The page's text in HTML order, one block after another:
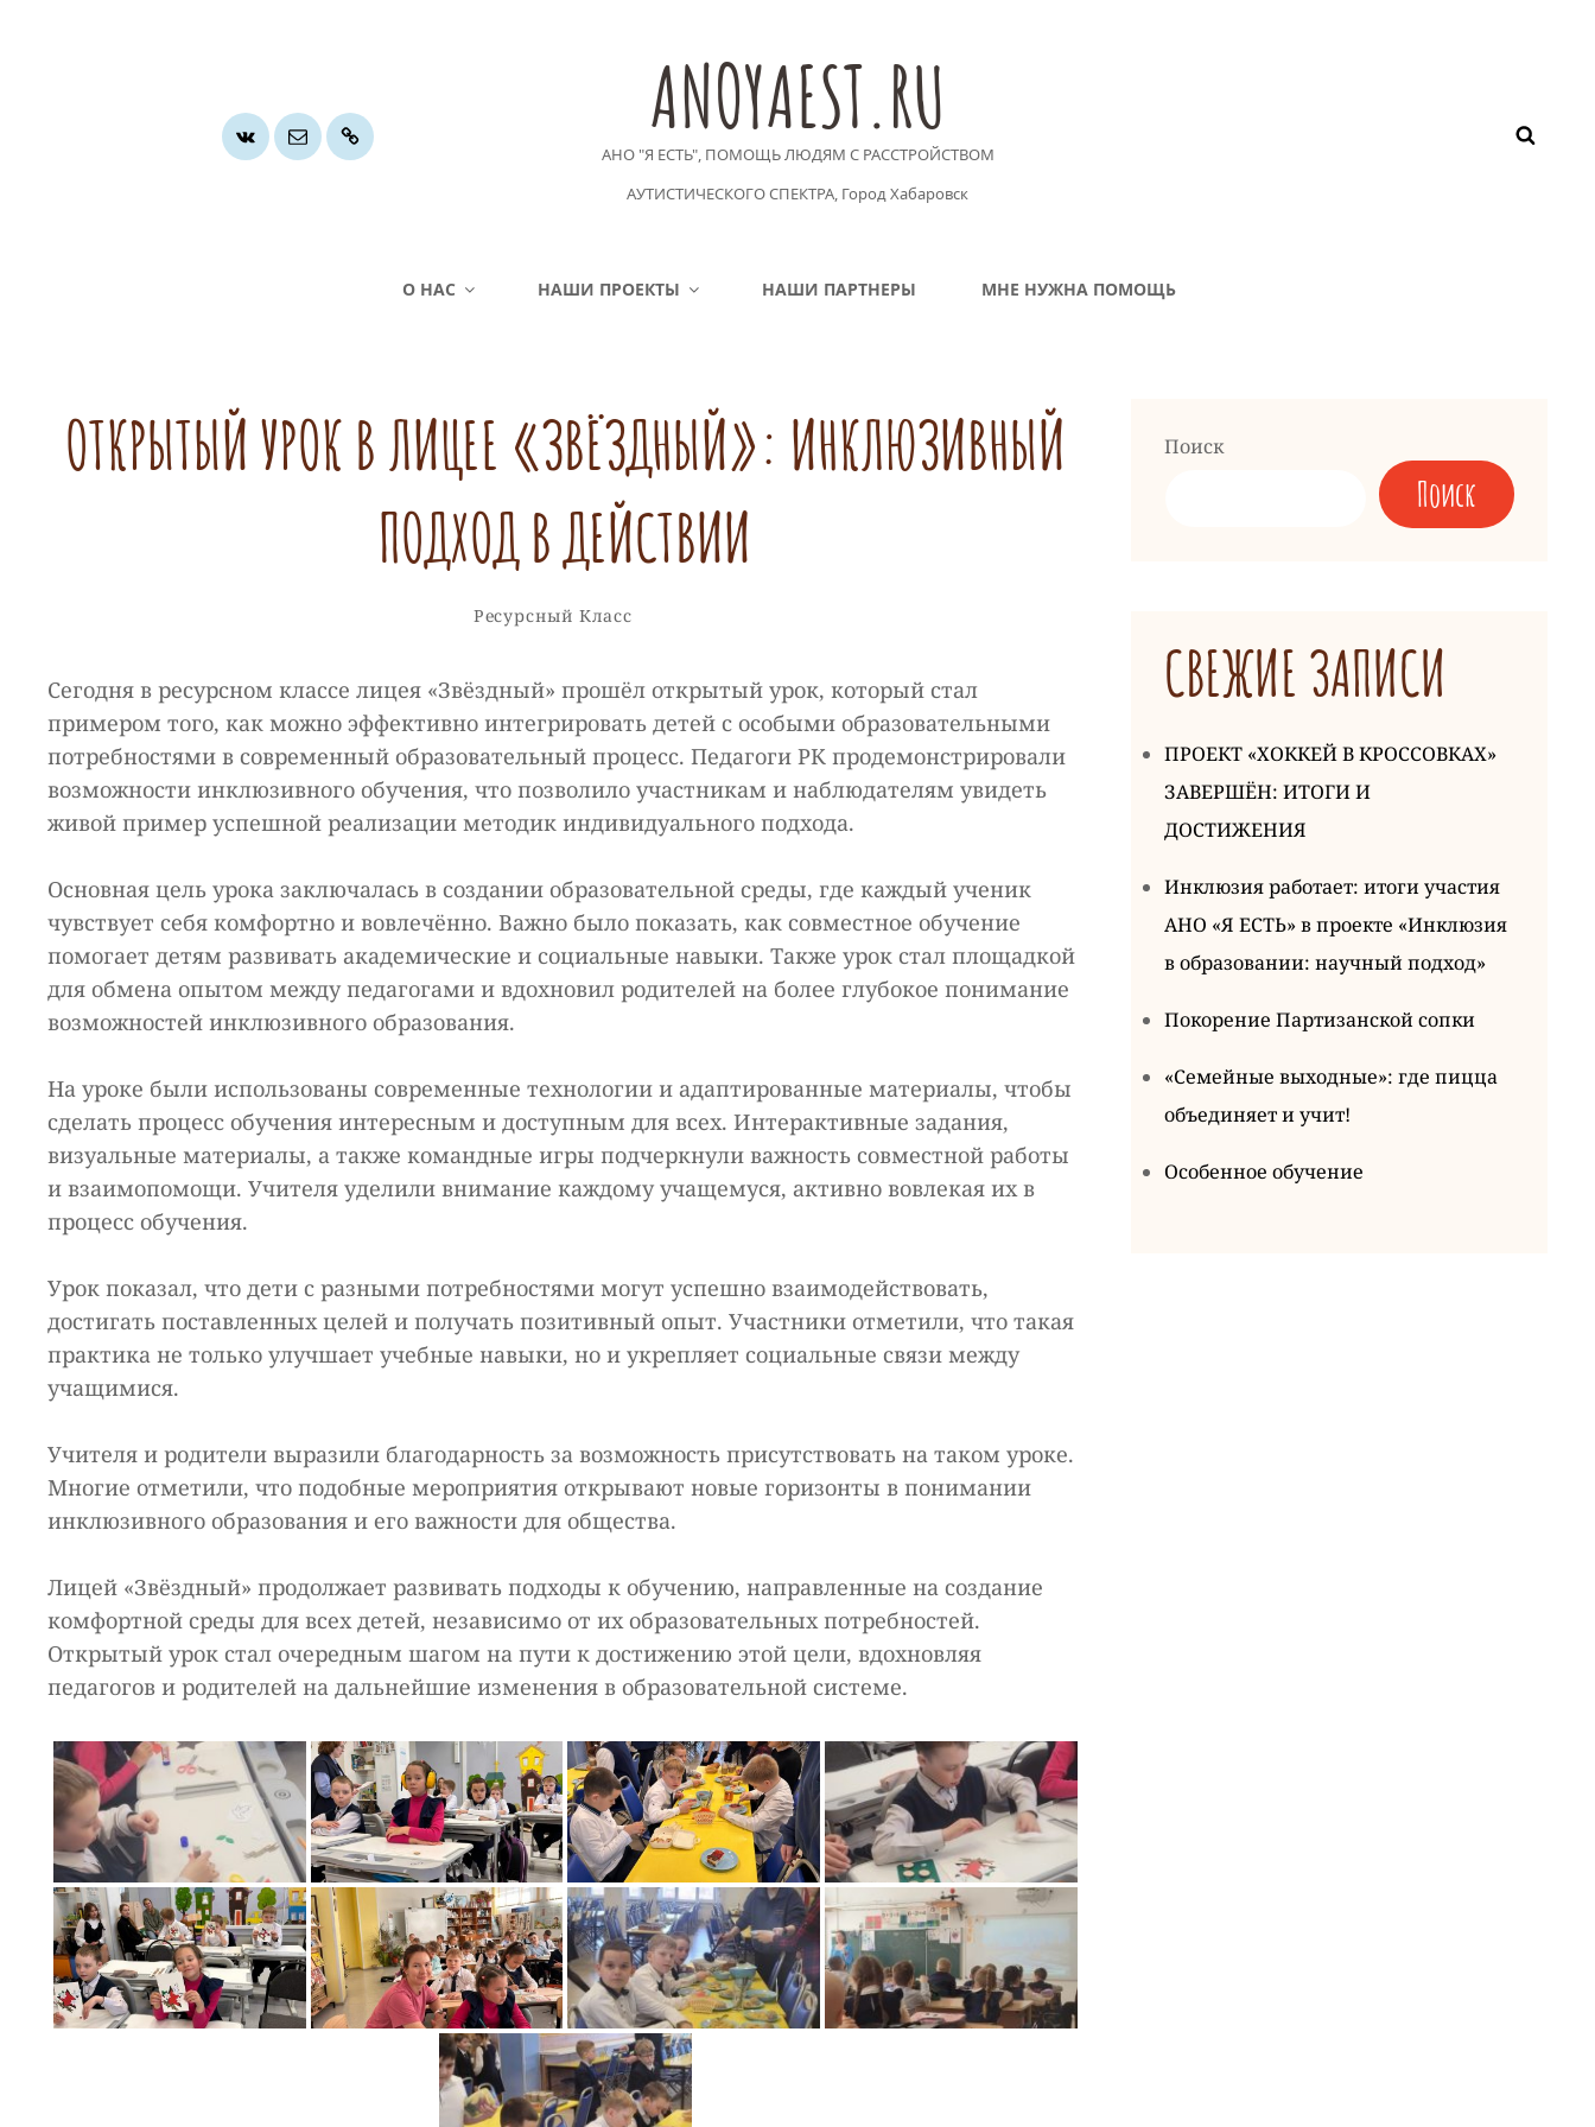
Группа
ВК
ПочтаХочу
помочь
ANOYAEST.RU
АНО "Я ЕСТЬ", ПОМОЩЬ ЛЮДЯМ С РАССТРОЙСТВОМ
АУТИСТИЧЕСКОГО СПЕКТРА, Город Хабаровск
О НАС НАШИ ПРОЕКТЫ НАШИ ПАРТНЕРЫ МНЕ НУЖНА ПОМОЩЬ
ОТКРЫТЫЙ УРОК В ЛИЦЕЕ «ЗВЁЗДНЫЙ»: ИНКЛЮЗИВНЫЙ
ПОДХОД В ДЕЙСТВИИ
Рубрики
Ресурсный Класс
Сегодня в ресурсном классе лицея «Звёздный» прошёл открытый урок, который стал
примером того, как можно эффективно интегрировать детей с особыми образовательными
потребностями в современный образовательный процесс. Педагоги РК продемонстрировали
возможности инклюзивного обучения, что позволило участникам и наблюдателям увидеть
живой пример успешной реализации методик индивидуального подхода.
Основная цель урока заключалась в создании образовательной среды, где каждый ученик
чувствует себя комфортно и вовлечённо. Важно было показать, как совместное обучение
помогает детям развивать академические и социальные навыки. Также урок стал площадкой
для обмена опытом между педагогами и вдохновил родителей на более глубокое понимание
возможностей инклюзивного образования.
На уроке были использованы современные технологии и адаптированные материалы, чтобы
сделать процесс обучения интересным и доступным для всех. Интерактивные задания,
визуальные материалы, а также командные игры подчеркнули важность совместной работы
и взаимопомощи. Учителя уделили внимание каждому учащемуся, активно вовлекая их в
процесс обучения.
Урок показал, что дети с разными потребностями могут успешно взаимодействовать,
достигать поставленных целей и получать позитивный опыт. Участники отметили, что такая
практика не только улучшает учебные навыки, но и укрепляет социальные связи между
учащимися.
Учителя и родители выразили благодарность за возможность присутствовать на таком уроке.
Многие отметили, что подобные мероприятия открывают новые горизонты в понимании
инклюзивного образования и его важности для общества.
Лицей «Звёздный» продолжает развивать подходы к обучению, направленные на создание
комфортной среды для всех детей, независимо от их образовательных потребностей.
Открытый урок стал очередным шагом на пути к достижению этой цели, вдохновляя
педагогов и родителей на дальнейшие изменения в образовательной системе.
Поиск
Поиск
СВЕЖИЕ ЗАПИСИ
ПРОЕКТ «ХОККЕЙ В КРОССОВКАХ»
ЗАВЕРШЁН: ИТОГИ И
ДОСТИЖЕНИЯ
Инклюзия работает: итоги участия
АНО «Я ЕСТЬ» в проекте «Инклюзия
в образовании: научный подход»
Покорение Партизанской сопки
«Семейные выходные»: где пицца
объединяет и учит!
Особенное обучение